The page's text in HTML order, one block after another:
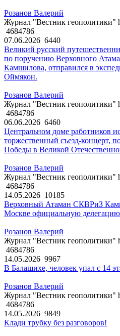
Розанов Валерий
Журнал "Вестник геополитики"
4684786
07.06.2026 6440
Великий русский
по поручению Верховного
Камшилова, отправился в
Оймякон.
Розанов Валерий
Журнал "Вестник геополитики"
4684786
06.06.2026 6460
Центральном доме работников
торжественный съезд-концерт,
Победы в Великой
Розанов Валерий
Журнал "Вестник геополитики"
4684786
14.05.2026 10185
Верховный Атаман СКВРиЗ
Москве официальную
Розанов Валерий
Журнал "Вестник геополитики"
4684786
14.05.2026 9967
В Балашихе, человек упал с 14
Розанов Валерий
Журнал "Вестник геополитики"
4684786
14.05.2026 9849
Клади трубку без разговоров!